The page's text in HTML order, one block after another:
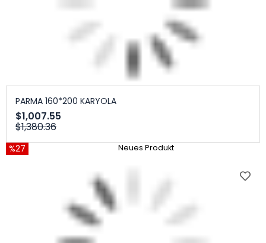
PARMA 160*200 KARYOLA
$1,007.55
$1,380.36
%27 Neues Produkt